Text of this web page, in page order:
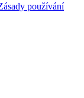
používání